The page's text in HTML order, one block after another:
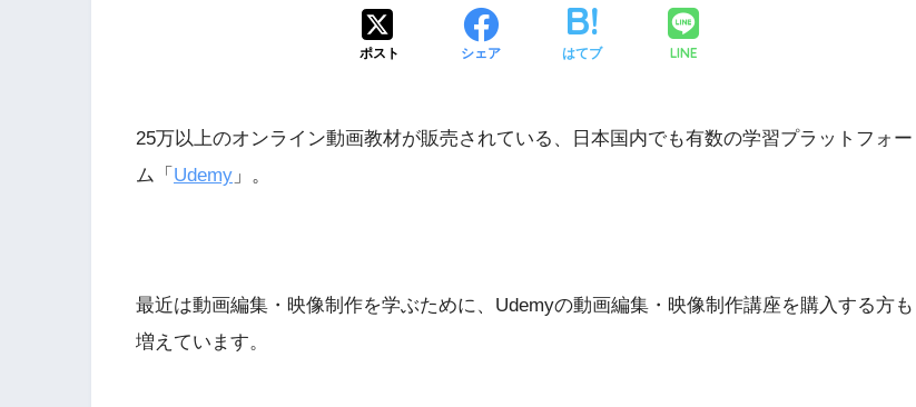
ポスト シェア はてブ LINE
25万以上のオンライン動画教材が販売されている、日本国内でも有数の学習プラットフォー
ム「 Udemy 」。
最近は動画編集・映像制作を学ぶために、Udemyの動画編集・映像制作講座を購入する方も
増えています。